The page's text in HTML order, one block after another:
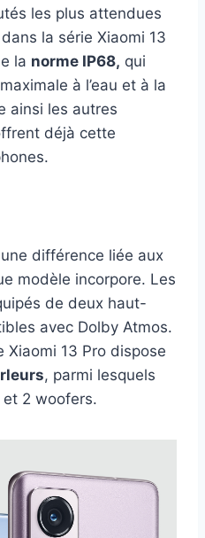
les plus attendues
la série Xiaomi 13
la norme IP68, qui
à l’eau et à la
ainsi les autres
déjà cette
différence liée aux
modèle incorpore. Les
de deux haut-
avec Dolby Atmos.
Xiaomi 13 Pro dispose
, parmi lesquels
2 woofers.